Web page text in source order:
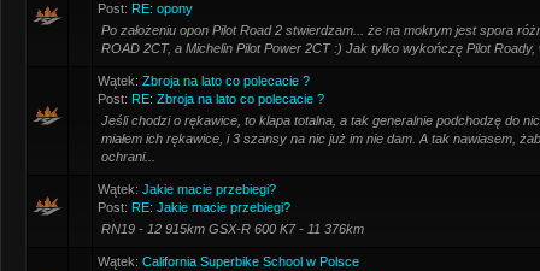
Post: RE: opony
Po założeniu opon Pilot Road 2 stwierdzam... że na mokrym jest spora
ROAD 2CT, a Michelin Pilot Power 2CT :) Jak tylko wykończę Pilot Roady,
Wątek: Zbroja na lato co polecacie ?
Post: RE: Zbroja na lato co polecacie ?
Jeśli chodzi o rękawice, to klapa totalna, a tak generalnie podchodzę do
miałem ich rękawice, i 3 szansy na nic już im nie dam. A tak nawiasem,
ochrani...
Wątek: Jakie macie przebiegi?
Post: RE: Jakie macie przebiegi?
RN19 - 12 915km GSX-R 600 K7 - 11 376km
Wątek: California Superbike School w Polsce